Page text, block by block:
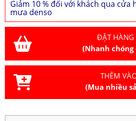
Giảm 10 % đối với khách qua cửa
mưa denso
ĐẶT HÀNG
(Nhanh
THÊM
(Mua nhiều